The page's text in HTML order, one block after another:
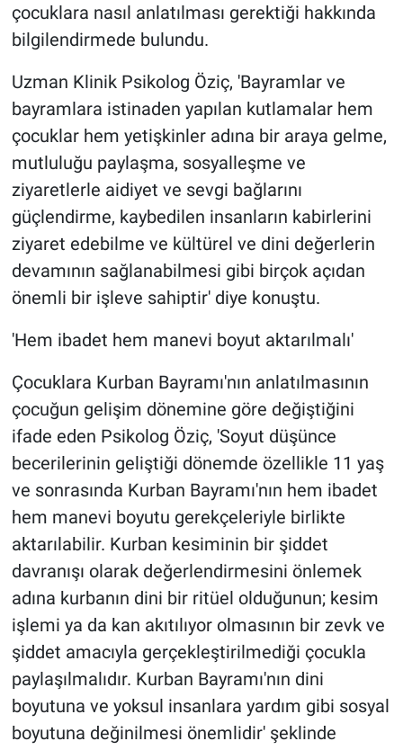
çocuklara nasıl anlatılması gerektiği hakkında
bilgilendirmede bulundu.
Uzman Klinik Psikolog Öziç, 'Bayramlar ve
bayramlara istinaden yapılan kutlamalar hem
çocuklar hem yetişkinler adına bir araya gelme,
mutluluğu paylaşma, sosyalleşme ve
ziyaretlerle aidiyet ve sevgi bağlarını
güçlendirme, kaybedilen insanların kabirlerini
ziyaret edebilme ve kültürel ve dini değerlerin
devamının sağlanabilmesi gibi birçok açıdan
önemli bir işleve sahiptir' diye konuştu.
'Hem ibadet hem manevi boyut aktarılmalı'
Çocuklara Kurban Bayramı'nın anlatılmasının
çocuğun gelişim dönemine göre değiştiğini
ifade eden Psikolog Öziç, 'Soyut düşünce
becerilerinin geliştiği dönemde özellikle 11 yaş
ve sonrasında Kurban Bayramı'nın hem ibadet
hem manevi boyutu gerekçeleriyle birlikte
aktarılabilir. Kurban kesiminin bir şiddet
davranışı olarak değerlendirmesini önlemek
adına kurbanın dini bir ritüel olduğunun; kesim
işlemi ya da kan akıtılıyor olmasının bir zevk ve
şiddet amacıyla gerçekleştirilmediği çocukla
paylaşılmalıdır. Kurban Bayramı'nın dini
boyutuna ve yoksul insanlara yardım gibi sosyal
boyutuna değinilmesi önemlidir' şeklinde